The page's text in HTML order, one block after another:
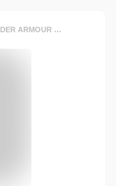
【40％OFF】公式 アンダーアーマー UNDER ARMOUR UA UAユニセックス ナイロン バックパック（トレーニング/UNISEX） 1378258 バッグ リュック メンズ ウィメンズ キッズ アウトドア ジム レディース ジュニア 軽量 撥水 ポケット リフレクト 収納 スポーツ 運動 ブラック